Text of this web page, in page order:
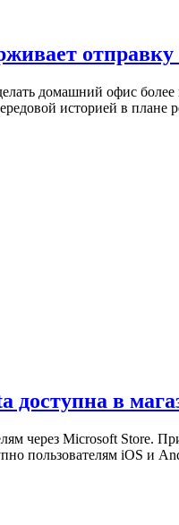
домашний офис
историей в
доступна в
через Microsoft
пользователям iOS